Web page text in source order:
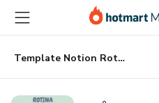
para
conteúdo
principal
para
pagamento
para
rodapé
Template Notion Rotina Internato